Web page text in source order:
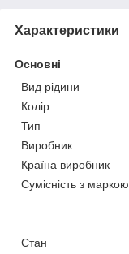
Характеристики
Основні
Вид рідини
Колір
Тип
Виробник
Країна виробник
Сумісність з маркою
Стан